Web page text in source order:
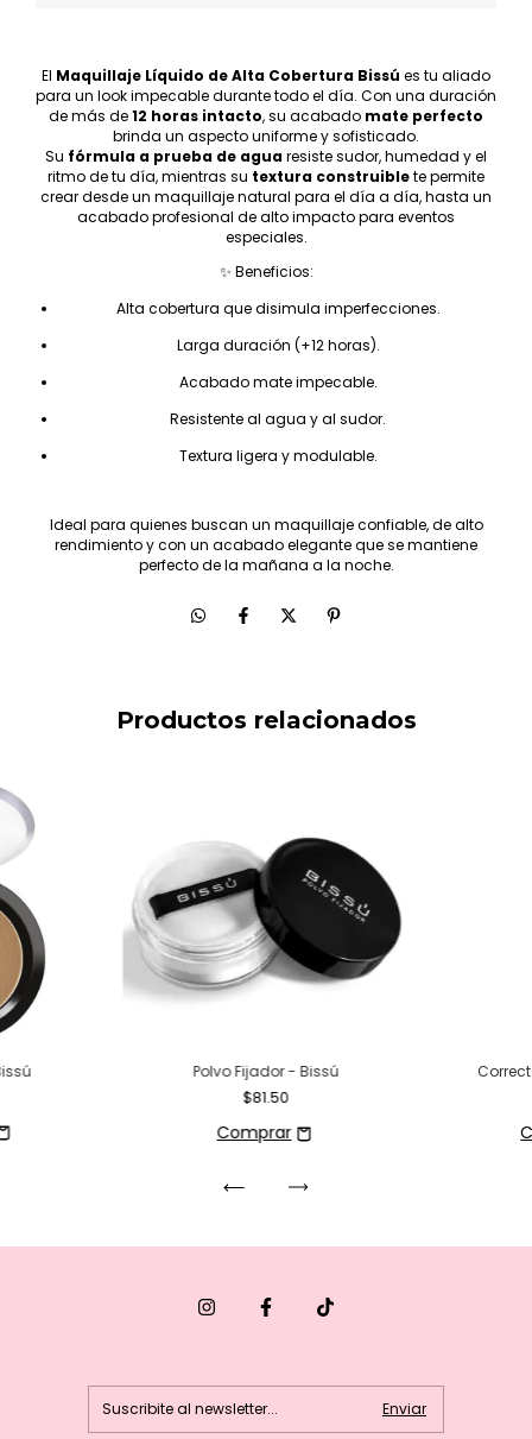
El Maquillaje Líquido de Alta Cobertura Bissú es tu aliado
para un look impecable durante todo el día. Con una duración
de más de12 horas intacto, su acabado mate perfecto
brinda un aspecto uniforme y sofisticado.
Su fórmula a prueba de aguaresiste sudor, humedad y el
ritmo de tu día, mientras su textura construiblete permite
crear desde un maquillaje natural para el día a día, hasta un
acabado profesional de alto impacto para eventos
especiales.
✨ Beneficios:
Alta cobertura que disimula imperfecciones.
Larga duración (+12 horas).
Acabado mate impecable.
Resistente al agua y al sudor.
Textura ligera y modulable.
Ideal para quienes buscan un maquillaje confiable, de alto
rendimiento y con un acabado elegante que se mantiene
perfecto de la mañana a la noche.
Productos relacionados
Polvo Fijador - Bissú
$81.50